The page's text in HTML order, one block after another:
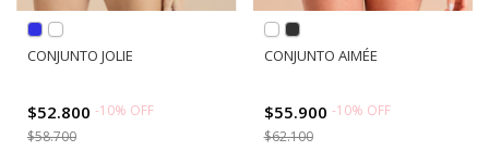
CONJUNTO JOLIE
$52.800 -10% OFF
$58.700
CONJUNTO AIMÉE
$55.900 -10% OFF
$62.100